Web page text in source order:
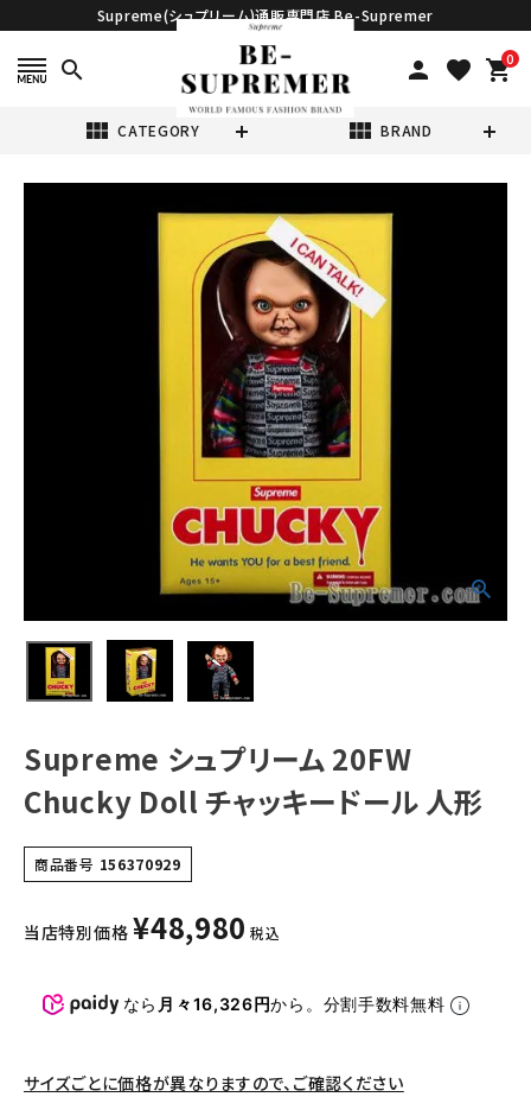
Supreme(シュプリーム)通販専門店 Be-Supremer
search person favorite 0
shopping_cart
view_module CATEGORY view_module BRAND
Tシャツ・ロングスリーブ
ジャケット・アウター
キャップ・ハット
ニット帽・ビーニー
バックパック・リュック
スニーカー・ブーツ
Supreme シュプリーム 20FW
Chucky Doll チャッキードール 人形
商品番号 156370929
当店特別価格 ¥48,980 税込
なら 月々16,326円から。分割手数料無料
サイズごとに価格が異なりますので、ご確認ください